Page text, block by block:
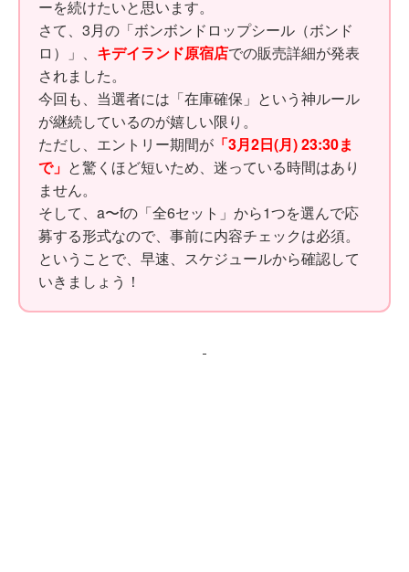
ーを続けたいと思います。
さて、3月の「ボンボンドロップシール（ボンド
ロ）」、 キデイランド原宿店での販売詳細が発表
されました。
今回も、当選者には「在庫確保」という神ルール
が継続しているのが嬉しい限り。
ただし、エントリー期間が 「3月2日(月) 23:30ま
で」 と驚くほど短いため、迷っている時間はあり
ません。
そして、a〜fの「全6セット」から1つを選んで応
募する形式なので、事前に内容チェックは必須。
ということで、早速、スケジュールから確認して
いきましょう！